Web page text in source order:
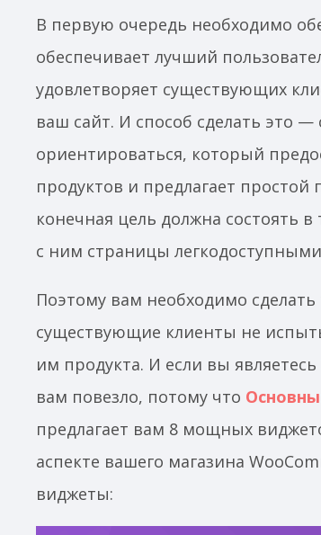
В первую очередь необходимо
обеспечивает лучший
удовлетворяет существующих
ваш сайт. И способ сделать это —
ориентироваться, который
продуктов и предлагает
конечная цель должна состоять
с ним страницы легкодоступными
Поэтому вам необходимо
существующие клиенты не
им продукта. И если вы являетесь
вам повезло, потому что
предлагает вам 8 мощных
аспекте вашего магазина
виджеты: